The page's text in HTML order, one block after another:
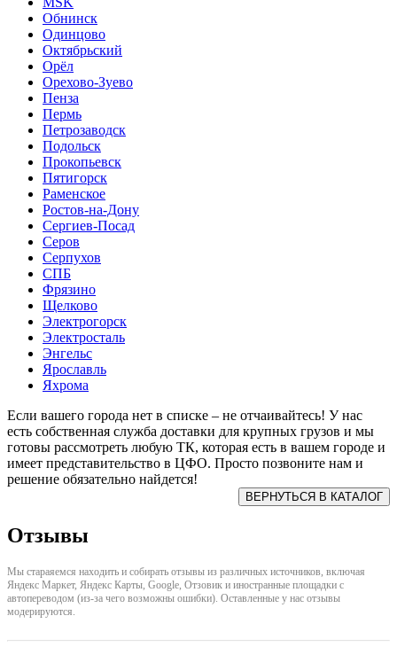
Обнинск
Одинцово
Октябрьский
Орёл
Орехово-Зуево
Пенза
Пермь
Петрозаводск
Подольск
Прокопьевск
Пятигорск
Раменское
Ростов-на-Дону
Сергиев-Посад
Серов
Серпухов
СПБ
Фрязино
Щелково
Электрогорск
Электросталь
Энгельс
Ярославль
Яхрома
Если вашего города нет в списке – не отчаивайтесь! У нас
есть собственная служба доставки для крупных грузов и мы
готовы рассмотреть любую ТК, которая есть в вашем городе и
имеет представительство в ЦФО. Просто позвоните нам и
решение обязательно найдется!
Отзывы
Мы стараяемся находить и собирать отзывы из различных источников, включая
Яндекс Маркет, Яндекс Карты, Google, Отзовик и иностранные площадки с
автопереводом (из-за чего возможны ошибки). Оставленные у нас отзывы
модерируются.